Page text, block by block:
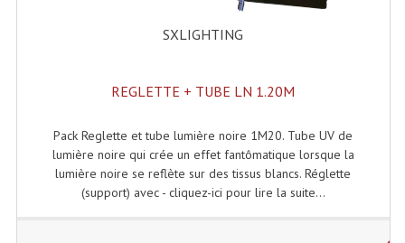
Accessoires Micro, Pieds De Régie
Diamants
Amplificateurs
SXLIGHTING
REGLETTE + TUBE LN 1.20M
Pack Reglette et tube lumière noire 1M20. Tube UV de
lumière noire qui crée un effet fantômatique lorsque la
lumière noire se reflète sur des tissus blancs. Réglette
(support) avec - cliquez-ici pour lire la suite...